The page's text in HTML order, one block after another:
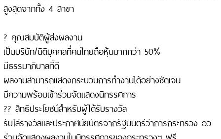
สูงสุดจากทั้ง 4 สาขา
? คุณสมบัติผู้ส่งผลงาน
เป็นบริษัท/นิติบุคคลที่คนไทยถือหุ้นมากกว่า 50%
มีธรรมาภิบาลที่ดี
ผลงานสามารถแสดงกระบวนการทำงานได้อย่างชัดเจน
มีความพร้อมเข้าร่วมจัดแสดงนิทรรศการ
?? สิทธิประโยชน์สำหรับผู้ได้รับรางวัล
รับโล่รางวัลและประกาศนียบัตรจากรัฐมนตรีว่าการกระทรวง อว.